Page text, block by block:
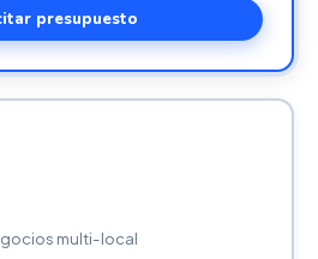
presupuesto
multi-local